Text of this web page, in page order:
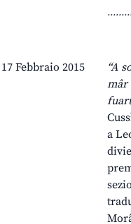
17 Febbraio 2015
“A
mâr
a